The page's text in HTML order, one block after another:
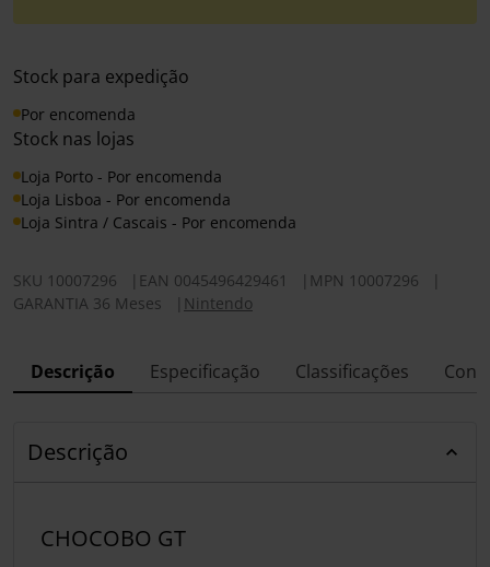
Stock para expedição
Por encomenda
Stock nas lojas
Loja Porto - Por encomenda
Loja Lisboa - Por encomenda
Loja Sintra / Cascais - Por encomenda
SKU 10007296 EAN 0045496429461 MPN 10007296
GARANTIA 36 Meses
Nintendo
Descrição Especificação Classificações
Descrição
CHOCOBO GT